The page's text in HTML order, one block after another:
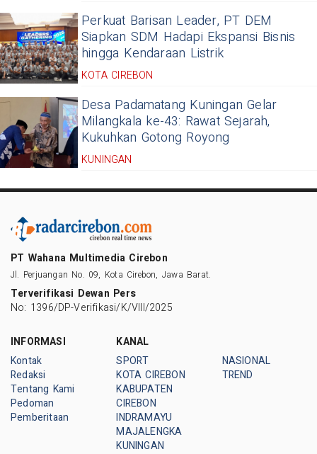
Perkuat Barisan Leader, PT DEM
Siapkan SDM Hadapi Ekspansi Bisnis
hingga Kendaraan Listrik
KOTA CIREBON
Desa Padamatang Kuningan Gelar
Milangkala ke-43: Rawat Sejarah,
Kukuhkan Gotong Royong
KUNINGAN
PT Wahana Multimedia Cirebon
Jl. Perjuangan No. 09, Kota Cirebon, Jawa Barat.
Terverifikasi Dewan Pers
No: 1396/DP-Verifikasi/K/VIII/2025
INFORMASI
Kontak
Redaksi
Tentang Kami
Pedoman
Pemberitaan
KANAL
SPORT
KOTA CIREBON
KABUPATEN
CIREBON
INDRAMAYU
MAJALENGKA
KUNINGAN
NASIONAL
TREND